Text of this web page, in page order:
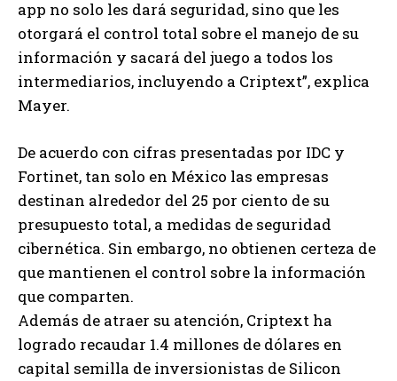
app no solo les dará seguridad, sino que les
otorgará el control total sobre el manejo de su
información y sacará del juego a todos los
intermediarios, incluyendo a Criptext”, explica
Mayer.
De acuerdo con cifras presentadas por IDC y
Fortinet, tan solo en México las empresas
destinan alrededor del 25 por ciento de su
presupuesto total, a medidas de seguridad
cibernética. Sin embargo, no obtienen certeza de
que mantienen el control sobre la información
que comparten.
Además de atraer su atención, Criptext ha
logrado recaudar 1.4 millones de dólares en
capital semilla de inversionistas de Silicon